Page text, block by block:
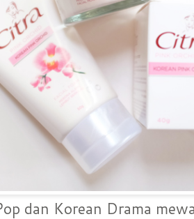
dan Korean Drama